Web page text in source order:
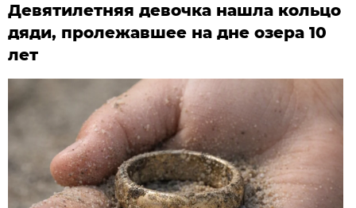
Девятилетняя девочка нашла кольцо
дяди, пролежавшее на дне озера 10
лет